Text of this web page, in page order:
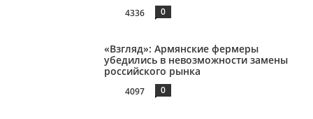
4336 0
«Взгляд»: Армянские фермеры
убедились в невозможности замены
российского рынка
4097 0